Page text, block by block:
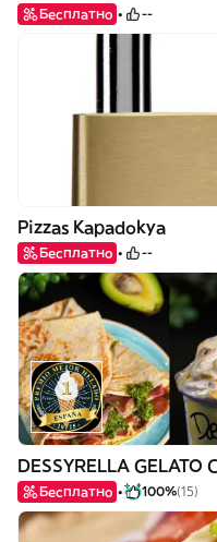
Бесплатно --
Pizzas Kapadokya
Бесплатно --
DESSYRELLA GELATO
Бесплатно 100%(15)